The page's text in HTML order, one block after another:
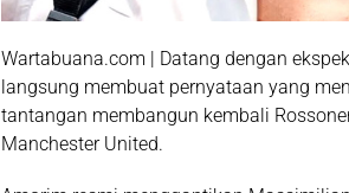
Wartabuana.com | Datang dengan
langsung membuat pernyataan yang
tantangan membangun kembali
Manchester United.